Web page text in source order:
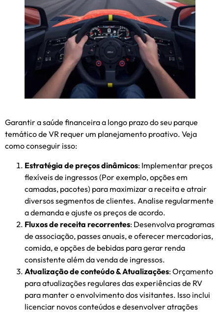
Garantir a saúde financeira a longo prazo do seu parque
temático de VR requer um planejamento proativo. Veja
como conseguir isso:
Estratégia de preços dinâmicos: Implementar preços
flexíveis de ingressos (Por exemplo, opções em
camadas, pacotes) para maximizar a receita e atrair
diversos segmentos de clientes. Analise regularmente
a demanda e ajuste os preços de acordo.
Fluxos de receita recorrentes: Desenvolva programas
de associação, passes anuais, e oferecer mercadorias,
comida, e opções de bebidas para gerar renda
consistente além da venda de ingressos.
Atualização de conteúdo & Atualizações: Orçamento
para atualizações regulares das experiências de RV
para manter o envolvimento dos visitantes. Isso inclui
licenciar novos conteúdos e desenvolver atrações